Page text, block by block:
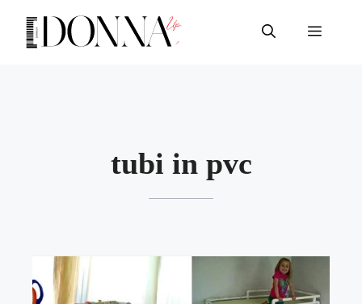
contenuto
Menu
tubi in pvc